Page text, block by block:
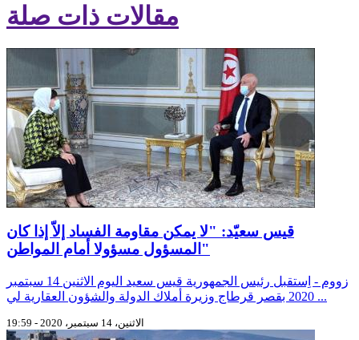
مقالات ذات صلة
قيس سعيّد: "لا يمكن مقاومة الفساد إلاّ إذا كان
المسؤول مسؤولا أمام المواطن"
زووم - اِستقبل رئيس الجمهورية قيس سعيد اليوم الاثنين 14 سبتمبر
2020 بقصر قرطاج وزيرة أملاك الدولة والشؤون العقارية لي ...
الاثنين، 14 سبتمبر، 2020 - 19:59